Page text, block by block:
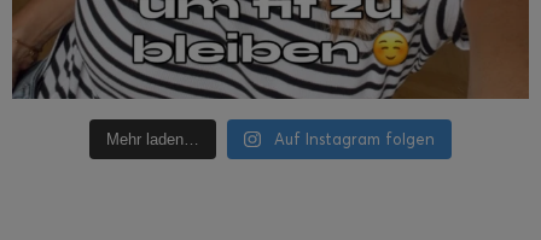
Mehr laden… Auf Instagram folgen